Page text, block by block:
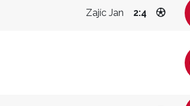
Zajíc Jan 2:4